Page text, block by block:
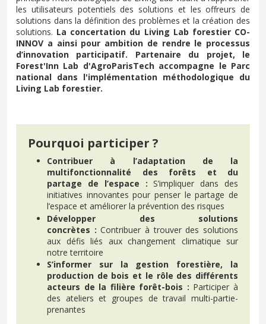
les utilisateurs potentiels des solutions et les offreurs de
solutions dans la définition des problèmes et la création des
solutions. La concertation du Living Lab forestier CO-
INNOV a ainsi pour ambition de rendre le processus
d’innovation participatif. Partenaire du projet, le
Forest'Inn Lab d'AgroParisTech accompagne le Parc
national dans l'implémentation méthodologique du
Living Lab forestier.
Pourquoi participer ?
Contribuer à l’adaptation de la
multifonctionnalité des forêts et du
partage de l’espace :S’impliquer dans des
initiatives innovantes pour penser le partage de
l’espace et améliorer la prévention des risques
Développer des solutions
concrètes :Contribuer à trouver des solutions
aux défis liés aux changement climatique sur
notre territoire
S’informer sur la gestion forestière, la
production de bois et le rôle des différents
acteurs de la filière forêt-bois : Participer à
des ateliers et groupes de travail multi-partie-
prenantes